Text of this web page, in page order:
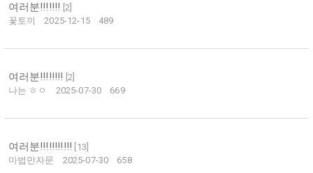
여러분!!!!!!! 2]
꽃토끼
2025-12-15 489
여러분!!!!!!!! 2
나는 ㅎㅇ
2025-07-30 669
여러분!!!!!!!!!!! 13
마법만자문
2025-07-30 658